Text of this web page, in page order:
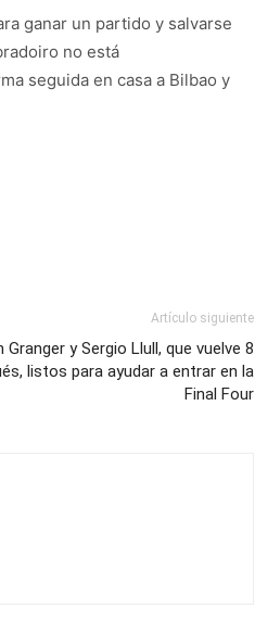
ganar un partido y salvarse
no está
seguida en casa a Bilbao y
Artículo siguiente
Granger y Sergio Llull, que vuelve 8
listos para ayudar a entrar en la
Final Four